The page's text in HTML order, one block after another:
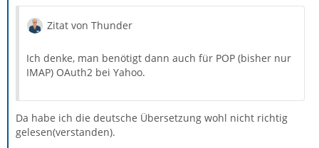
Zitat von Thunder
Ich denke, man benötigt dann auch für POP (bisher nur
IMAP) OAuth2 bei Yahoo.
Da habe ich die deutsche Übersetzung wohl nicht richtig
gelesen(verstanden).